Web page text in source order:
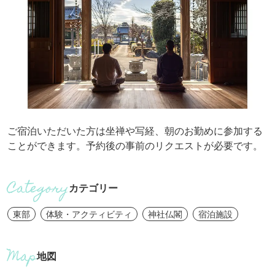
ご宿泊いただいた方は坐禅や写経、朝のお勤めに参加する
ことができます。予約後の事前のリクエストが必要です。
カテゴリー
東部 体験・アクティビティ 神社仏閣 宿泊施設
地図